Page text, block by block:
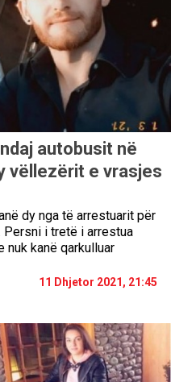
autobusit në
vëllezërit e vrasjes
dy nga të arrestuarit për
Persni i tretë i arrestua
nuk kanë qarkulluar
11 Dhjetor 2021, 21:45